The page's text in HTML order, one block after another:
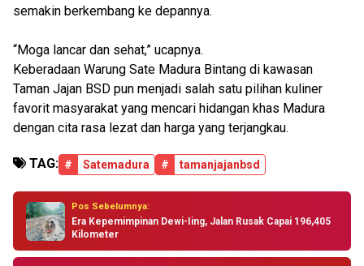
semakin berkembang ke depannya.
“Moga lancar dan sehat,” ucapnya.
Keberadaan Warung Sate Madura Bintang di kawasan
Taman Jajan BSD pun menjadi salah satu pilihan kuliner
favorit masyarakat yang mencari hidangan khas Madura
dengan cita rasa lezat dan harga yang terjangkau.
TAG: # Satemadura # tamanjajanbsd
Pos Sebelumnya:
Era Kepemimpinan Dewi-Iing, Jalan Rusak Capai 196,405
Kilometer